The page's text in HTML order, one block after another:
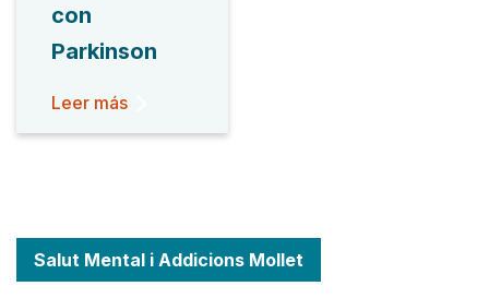
con
Parkinson
Leer más
Salut Mental i Addicions Mollet